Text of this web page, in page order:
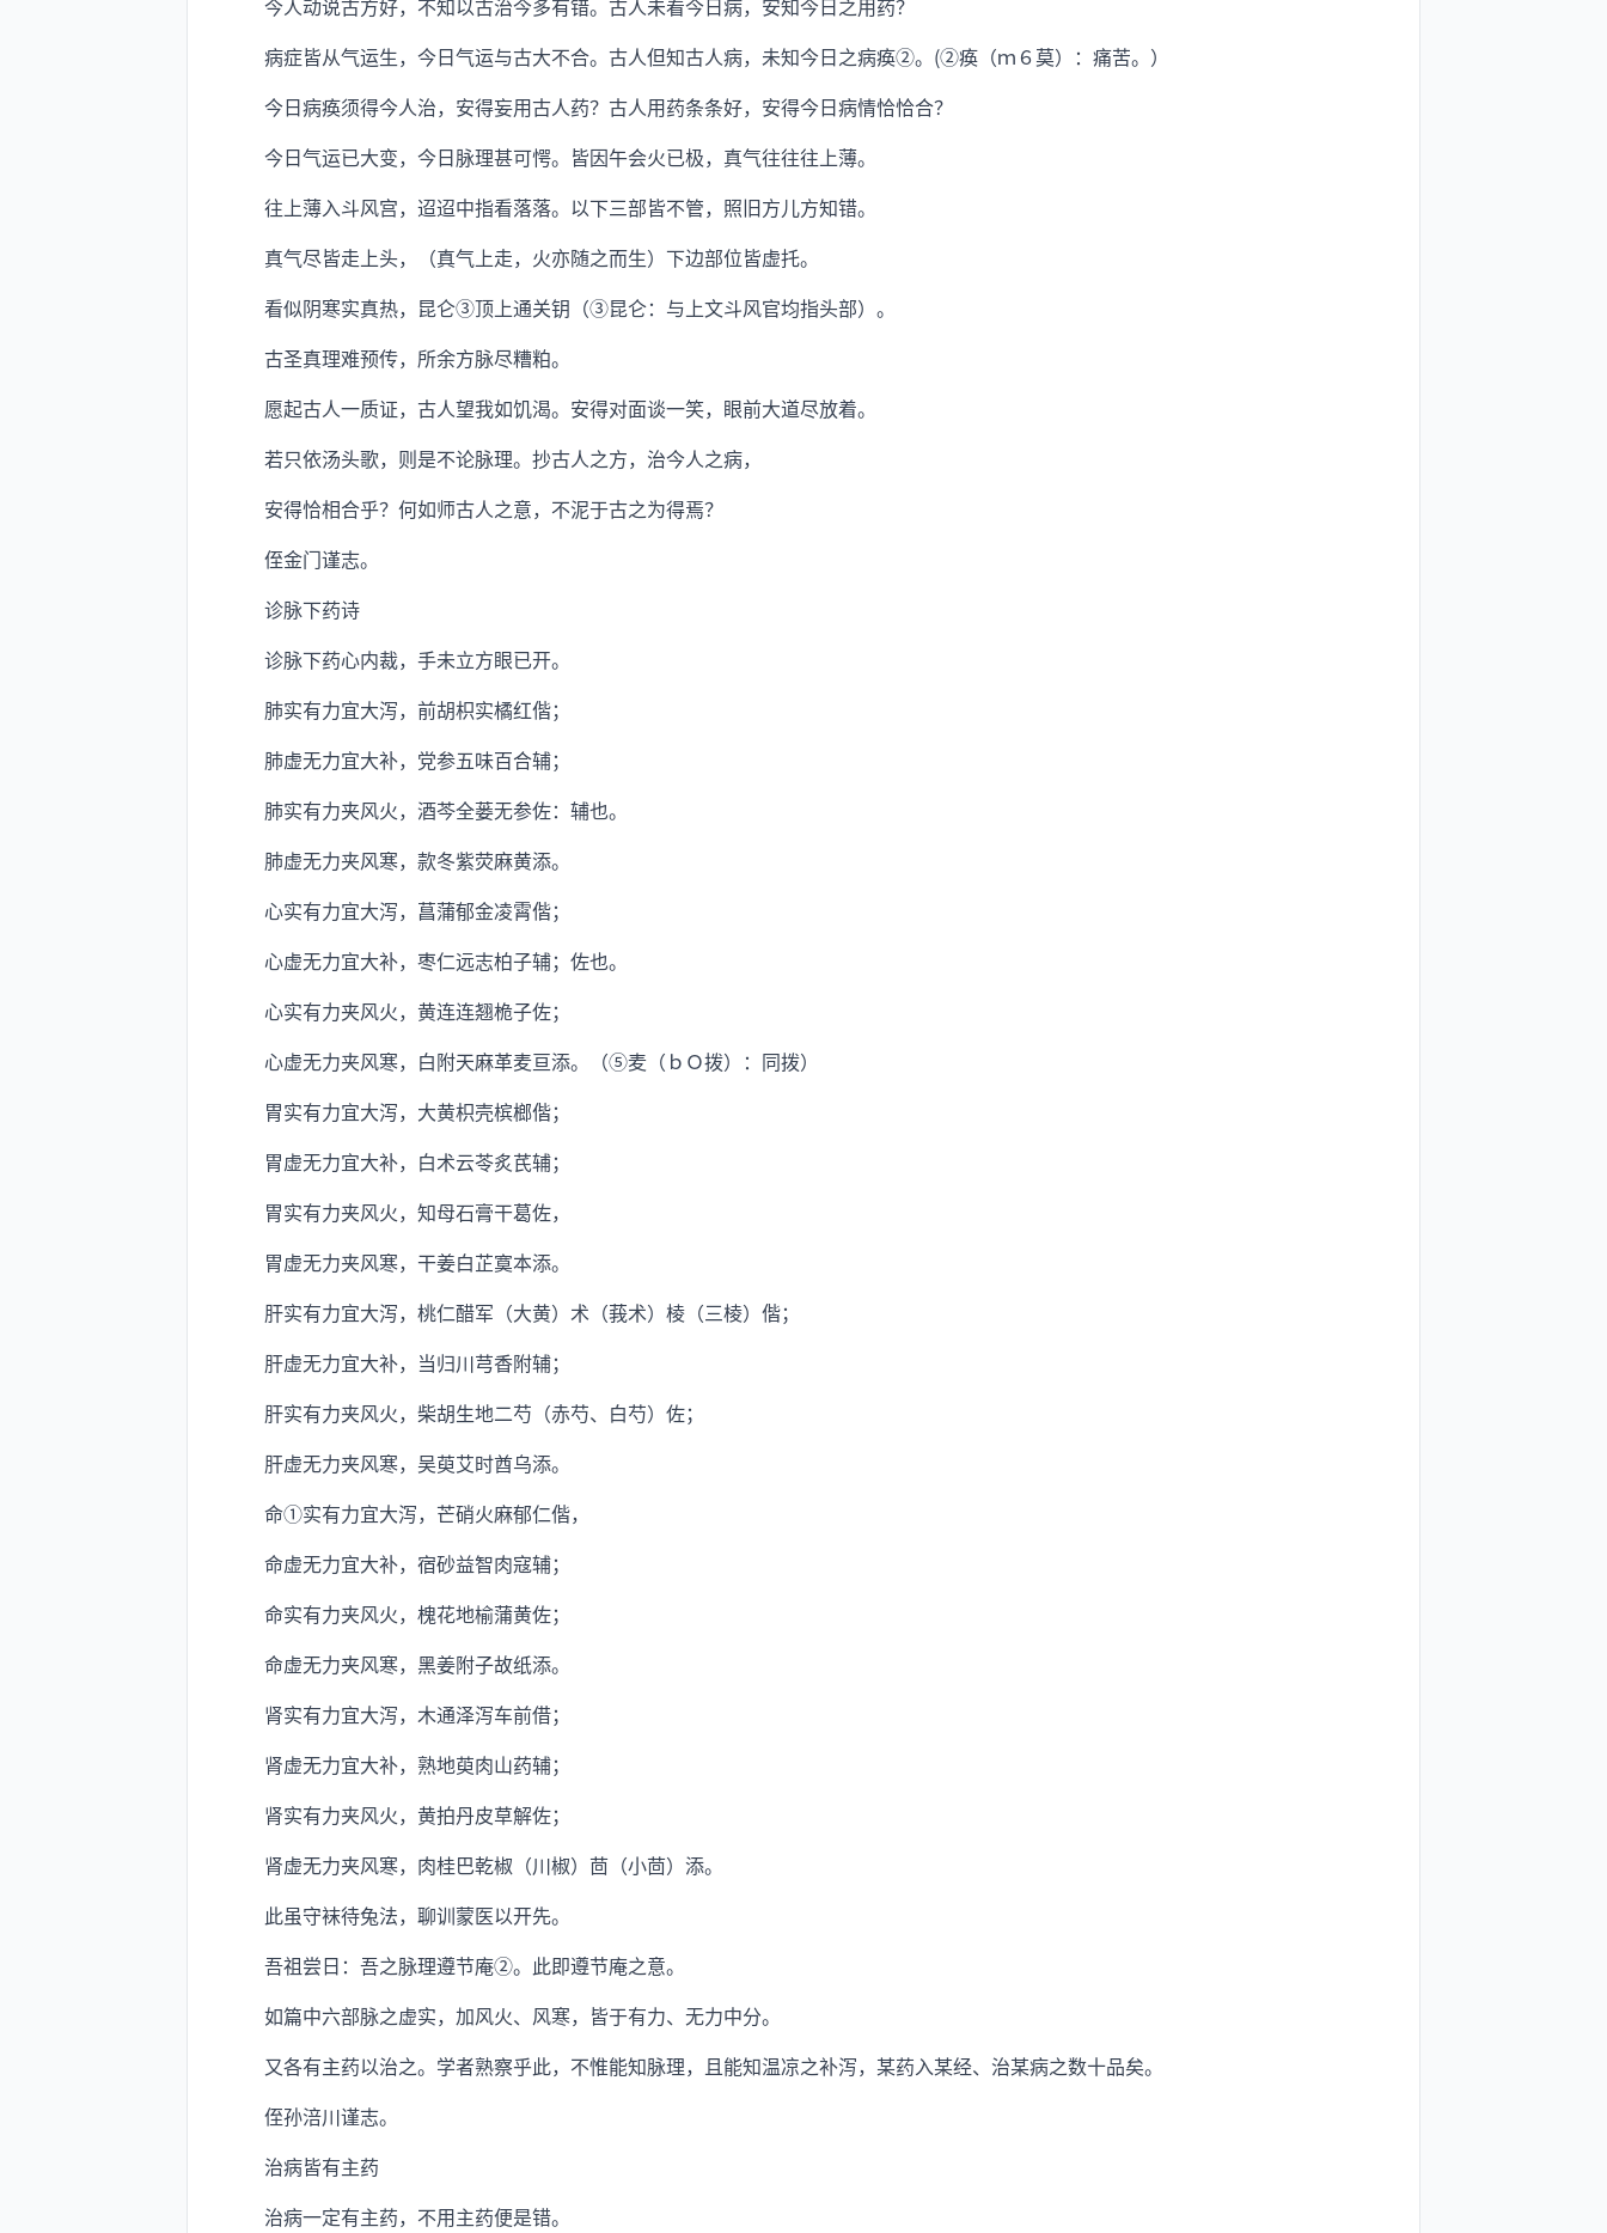
今人动说古方好，不知以古治今多有错。古人未看今日病，安知今日之用药？
病症皆从气运生，今日气运与古大不合。古人但知古人病，未知今日之病痪②。(②痪（ｍ６莫）：痛苦。）
今日病痪须得今人治，安得妄用古人药？古人用药条条好，安得今日病情恰恰合？
今日气运已大变，今日脉理甚可愕。皆因午会火已极，真气往往往上薄。
往上薄入斗风宫，迢迢中指看落落。以下三部皆不管，照旧方儿方知错。
真气尽皆走上头，（真气上走，火亦随之而生）下边部位皆虚托。
看似阴寒实真热，昆仑③顶上通关钥（③昆仑：与上文斗风官均指头部）。
古圣真理难预传，所余方脉尽糟粕。
愿起古人一质证，古人望我如饥渴。安得对面谈一笑，眼前大道尽放着。
若只依汤头歌，则是不论脉理。抄古人之方，治今人之病，
安得恰相合乎？何如师古人之意，不泥于古之为得焉？
侄金门谨志。
诊脉下药诗
诊脉下药心内裁，手未立方眼已开。
肺实有力宜大泻，前胡枳实橘红偕；
肺虚无力宜大补，党参五味百合辅；
肺实有力夹风火，酒芩全蒌无参佐：辅也。
肺虚无力夹风寒，款冬紫荧麻黄添。
心实有力宜大泻，菖蒲郁金凌霄偕；
心虚无力宜大补，枣仁远志柏子辅；佐也。
心实有力夹风火，黄连连翘桅子佐；
心虚无力夹风寒，白附天麻革麦亘添。（⑤麦（ｂＯ拨）：同拨）
胃实有力宜大泻，大黄枳壳槟榔偕；
胃虚无力宜大补，白术云苓炙芪辅；
胃实有力夹风火，知母石膏干葛佐，
胃虚无力夹风寒，干姜白芷寞本添。
肝实有力宜大泻，桃仁醋军（大黄）术（莪术）棱（三棱）偕；
肝虚无力宜大补，当归川芎香附辅；
肝实有力夹风火，柴胡生地二芍（赤芍、白芍）佐；
肝虚无力夹风寒，吴萸艾时酋乌添。
命①实有力宜大泻，芒硝火麻郁仁偕，
命虚无力宜大补，宿砂益智肉寇辅；
命实有力夹风火，槐花地榆蒲黄佐；
命虚无力夹风寒，黑姜附子故纸添。
肾实有力宜大泻，木通泽泻车前借；
肾虚无力宜大补，熟地萸肉山药辅；
肾实有力夹风火，黄拍丹皮草解佐；
肾虚无力夹风寒，肉桂巴乾椒（川椒）茴（小茴）添。
此虽守袜待兔法，聊训蒙医以开先。
吾祖尝日：吾之脉理遵节庵②。此即遵节庵之意。
如篇中六部脉之虚实，加风火、风寒，皆于有力、无力中分。
又各有主药以治之。学者熟察乎此，不惟能知脉理，且能知温凉之补泻，某药入某经、治某病之数十品矣。
侄孙涪川谨志。
治病皆有主药
治病一定有主药，不用主药便是错。